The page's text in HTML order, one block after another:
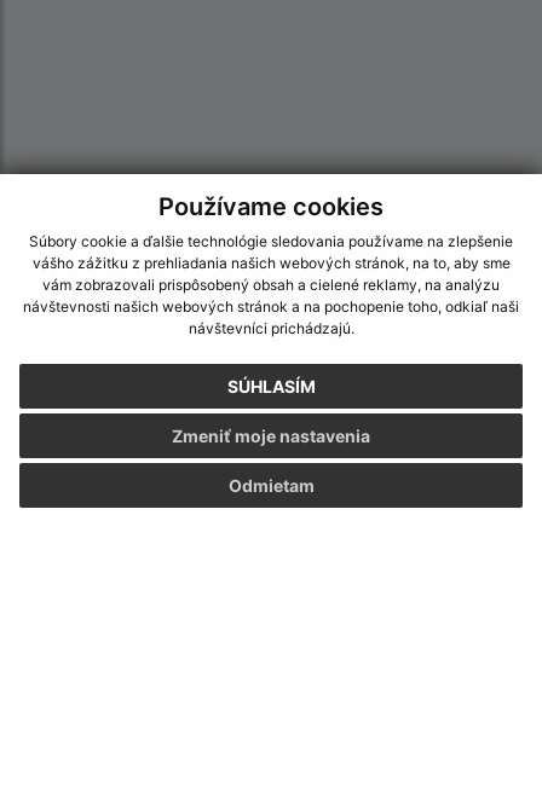
Používame cookies
Súbory cookie a ďalšie technológie sledovania používame na zlepšenie
vášho zážitku z prehliadania našich webových stránok, na to, aby sme
vám zobrazovali prispôsobený obsah a cielené reklamy, na analýzu
návštevnosti našich webových stránok a na pochopenie toho, odkiaľ naši
návštevníci prichádzajú.
SÚHLASÍM
Odmietam
Zmeniť moje nastavenia
Informácie o stránke:
Vyhlásenie o prístupnosti
Autorské práva
Ochrana osobných údajov
Navigácia:
Vytlačiť aktuálnu stránku